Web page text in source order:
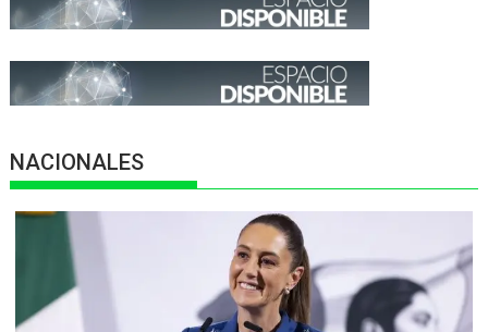
NACIONALES